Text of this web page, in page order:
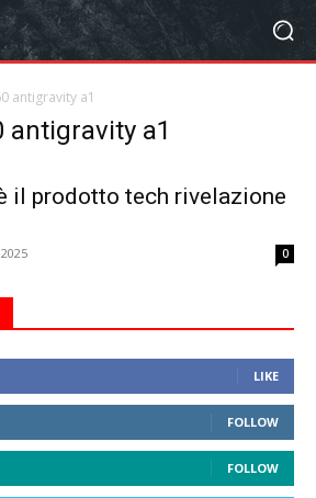
antigravity a1
antigravity a1
il prodotto tech rivelazione
0
LIKE
FOLLOW
FOLLOW